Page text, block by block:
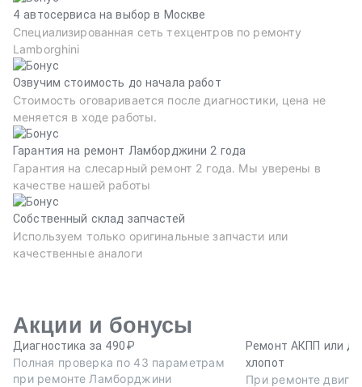
4 автосервиса на выбор в Москве
Специализированная сеть техцентров по ремонту
Lamborghini
Озвучим стоимость до начала работ
Стоимость оговаривается после диагностики, цена не
меняется в ходе работы.
Гарантия на ремонт Ламборджини 2 года
Гарантия на слесарный ремонт 2 года. Мы уверены в
качестве нашей работы
Собственный склад запчастей
Используем только оригинальные запчасти или
качественные аналоги
Акции и бонусы
Диагностика за 490₽
Полная проверка по 43 параметрам
при ремонте Ламборджини
Ремонт АКПП или
хлопот
При ремонте